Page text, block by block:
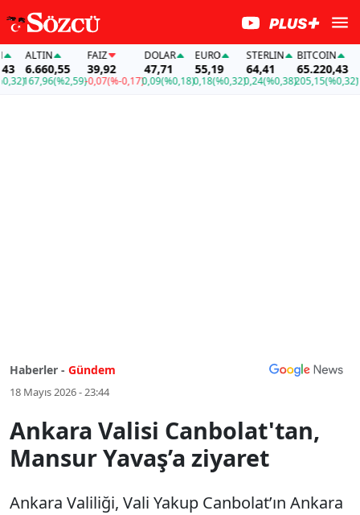
ALTIN
6.660,55
167,96(%2,59)
FAİZ
39,92
-0,07(%-0,17)
DOLAR
47,71
0,09(%0,18)
EURO
55,19
0,18(%0,32)
STERLIN
64,41
0,24(%0,38)
BITCOIN
65.220,43
205,15(%0,32)
Haberler - Gündem
18 Mayıs 2026 - 23:44
Ankara Valisi Canbolat'tan,
Mansur Yavaş’a ziyaret
Ankara Valiliği, Vali Yakup Canbolat’ın Ankara